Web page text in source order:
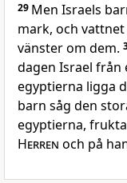
29 Men Israels
mark, och
vänster om dem.
dagen Israel från
egyptierna ligga
barn såg den
egyptierna,
Herren och på